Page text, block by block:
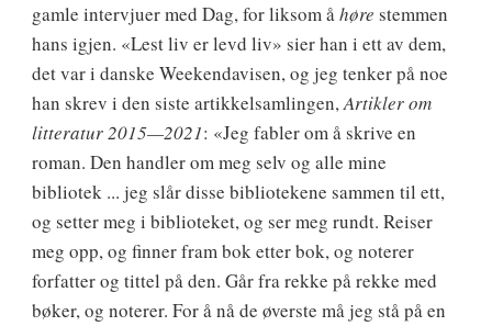
gamle intervjuer med Dag, for liksom åhøre stemmen
hans igjen. «Lest liv er levd liv» sier han i ett av dem,
det var i danske Weekendavisen, og jeg tenker på noe
han skrev i den siste artikkelsamlingen,Artikler om
litteratur 2015—2021: «Jeg fabler om å skrive en
roman. Den handler om meg selv og alle mine
bibliotek ... jeg slår disse bibliotekene sammen til ett,
og setter meg i biblioteket, og ser meg rundt. Reiser
meg opp, og finner fram bok etter bok, og noterer
forfatter og tittel på den. Går fra rekke på rekke med
bøker, og noterer. For å nå de øverste må jeg stå på en